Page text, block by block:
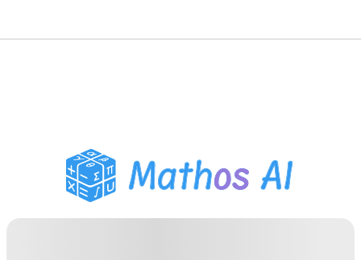
Помічник з домашнім
завданням PDF